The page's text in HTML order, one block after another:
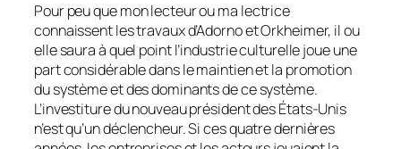
Pour peu que mon lecteur ou ma lectrice
connaissent les travaux d’Adorno et Orkheimer, il ou
elle saura à quel point l’industrie culturelle joue une
part considérable dans le maintien et la promotion
du système et des dominants de ce système.
L’investiture du nouveau président des États-Unis
n’est qu’un déclencheur. Si ces quatre dernières